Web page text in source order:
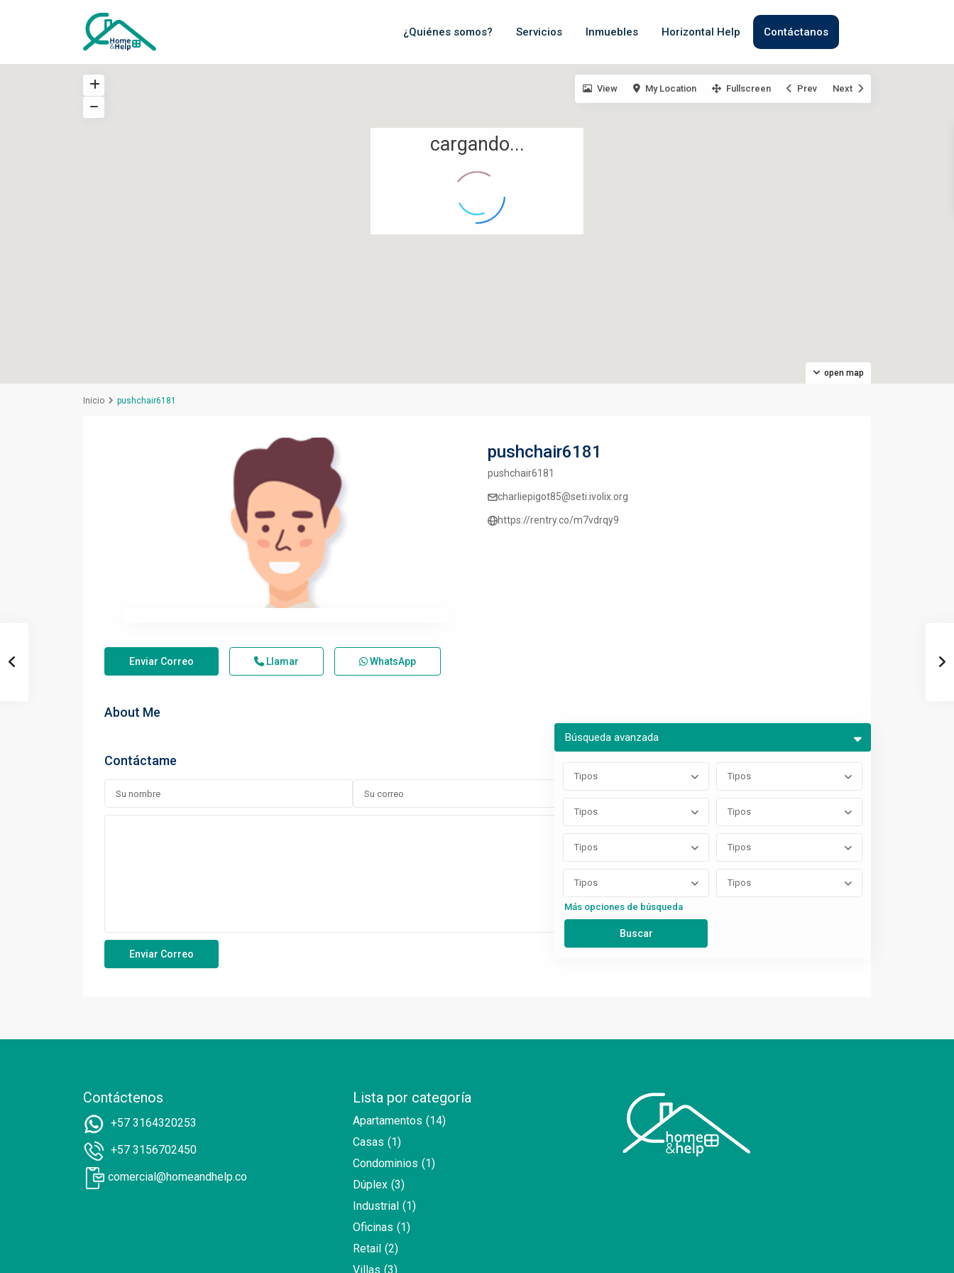
¿Quiénes somos? Servicios Inmuebles Horizontal Help Contáctanos
cargando...
open map
View My Location Fullscreen Prev Next
Búsqueda avanzada
Tipos Tipos
Tipos Tipos
Tipos Tipos
Tipos Tipos
Más opciones de búsqueda
Inicio pushchair6181
pushchair6181
pushchair6181
charliepigot85@seti.ivolix.org
https://rentry.co/m7vdrqy9
Enviar Correo Llamar WhatsApp
About Me
Contáctame
Contáctenos
+57 3164320253
+57 3156702450
comercial@homeandhelp.co
Lista por categoría
Apartamentos (14)
Casas (1)
Condominios (1)
Dúplex (3)
Industrial (1)
Oficinas (1)
Retail (2)
Villas (3)